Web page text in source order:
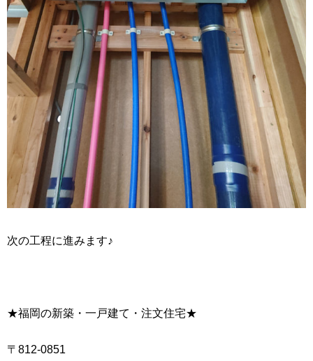
次の工程に進みます♪
★福岡の新築・一戸建て・注文住宅★
〒812-0851